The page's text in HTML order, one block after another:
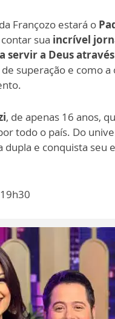
Françozo estará o
sua incrível
a Deus
superação e como a
, de apenas 16 anos,
todo o país. Do
dupla e conquista seu